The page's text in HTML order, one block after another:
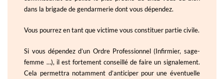
dans la brigade de gendarmerie dont vous dépendez.
Vous pourrez en tant que victime vous constituer partie civile.
Si vous dépendez d’un Ordre Professionnel (Infirmier, sage-
femme …), il est fortement conseillé de faire un signalement.
Cela permettra notamment d’anticiper pour une éventuelle